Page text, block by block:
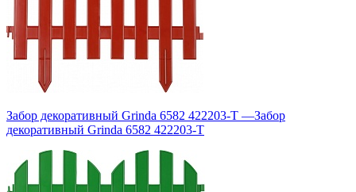
Забор декоративный Grinda 6582 422203-T —Забор
декоративный Grinda 6582 422203-T